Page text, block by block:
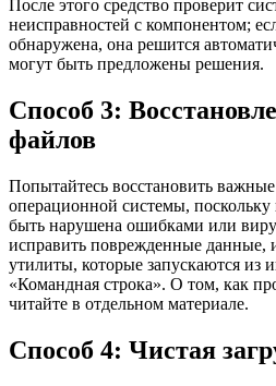
После этого средство проверит
неисправностей с компонентом;
обнаружена, она решится
могут быть предложены решения.
Способ 3:
файлов
Попытайтесь восстановить
операционной системы, поскольку
быть нарушена ошибками или
исправить поврежденные данные,
утилиты, которые запускаются из
«Командная строка». О том, как
читайте в отдельном материале.
Способ 4: Чистая